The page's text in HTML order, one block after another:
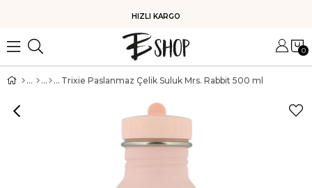
HIZLI KARGO
0
Trixie Paslanmaz Çelik Suluk Mrs. Rabbit 500 ml